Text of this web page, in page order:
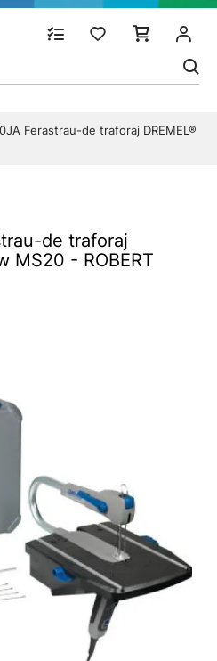
Ferastrau-de traforaj DREMEL®
de traforaj
MS20 - ROBERT